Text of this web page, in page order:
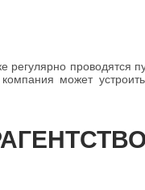
регулярно проводятся
может